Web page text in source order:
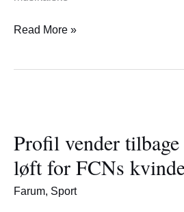
Read More »
Profil vender
løft for FCNs
Farum, Sport
tilbage
–
Kæmpe
løft